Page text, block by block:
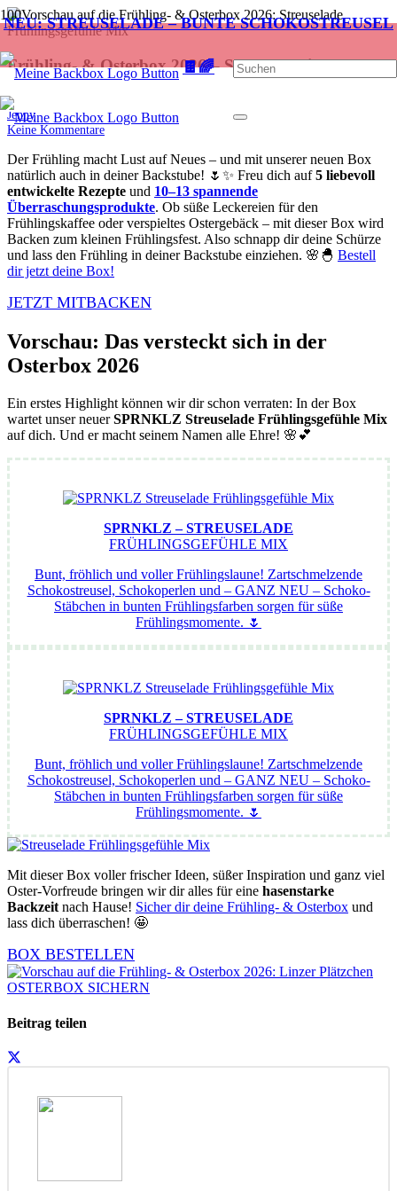
NEU: STREUSELADE – BUNTE SCHOKOSTREUSEL
🍫🌈
Frühling- & Osterbox 2026 – Sneak Preview
vor 5 Monaten
Jenny
Keine Kommentare
Der Frühling macht Lust auf Neues – und mit unserer neuen Box
natürlich auch in deiner Backstube! 🌷✨ Freu dich auf5 liebevoll
entwickelte Rezepte und 10–13 spannende
Überraschungsprodukte. Ob süße Leckereien für den
Frühlingskaffee oder verspieltes Ostergebäck – mit dieser Box wird
Backen zum kleinen Frühlingsfest. Also schnapp dir deine Schürze
und lass den Frühling in deiner Backstube einziehen. 🌸🐣 Bestell
dir jetzt deine Box!
JETZT MITBACKEN
Vorschau: Das versteckt sich in der
Osterbox 2026
Ein erstes Highlight können wir dir schon verraten: In der Box
wartet unser neuerSPRNKLZ Streuselade Frühlingsgefühle Mix
auf dich. Und er macht seinem Namen alle Ehre! 🌸💕
SPRNKLZ – STREUSELADE
FRÜHLINGSGEFÜHLE MIX
Bunt, fröhlich und voller Frühlingslaune! Zartschmelzende
Schokostreusel, Schokoperlen und – GANZ NEU – Schoko-
Stäbchen in bunten Frühlingsfarben sorgen für süße
Frühlingsmomente. 🌷
SPRNKLZ – STREUSELADE
FRÜHLINGSGEFÜHLE MIX
Bunt, fröhlich und voller Frühlingslaune! Zartschmelzende
Schokostreusel, Schokoperlen und – GANZ NEU – Schoko-
Stäbchen in bunten Frühlingsfarben sorgen für süße
Frühlingsmomente. 🌷
Mit dieser Box voller frischer Ideen, süßer Inspiration und ganz viel
Oster-Vorfreude bringen wir dir alles für eine hasenstarke
Backzeit nach Hause! Sicher dir deine Frühling- & Osterbox und
lass dich überraschen! 🤩
BOX BESTELLEN
OSTERBOX SICHERN
Beitrag teilen